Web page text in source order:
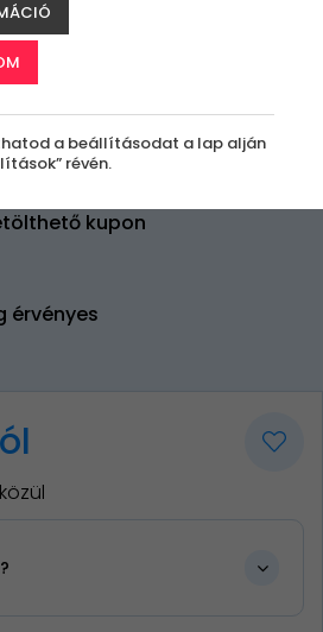
kupon
érvényes
a beállításodat a lap alján
révén.